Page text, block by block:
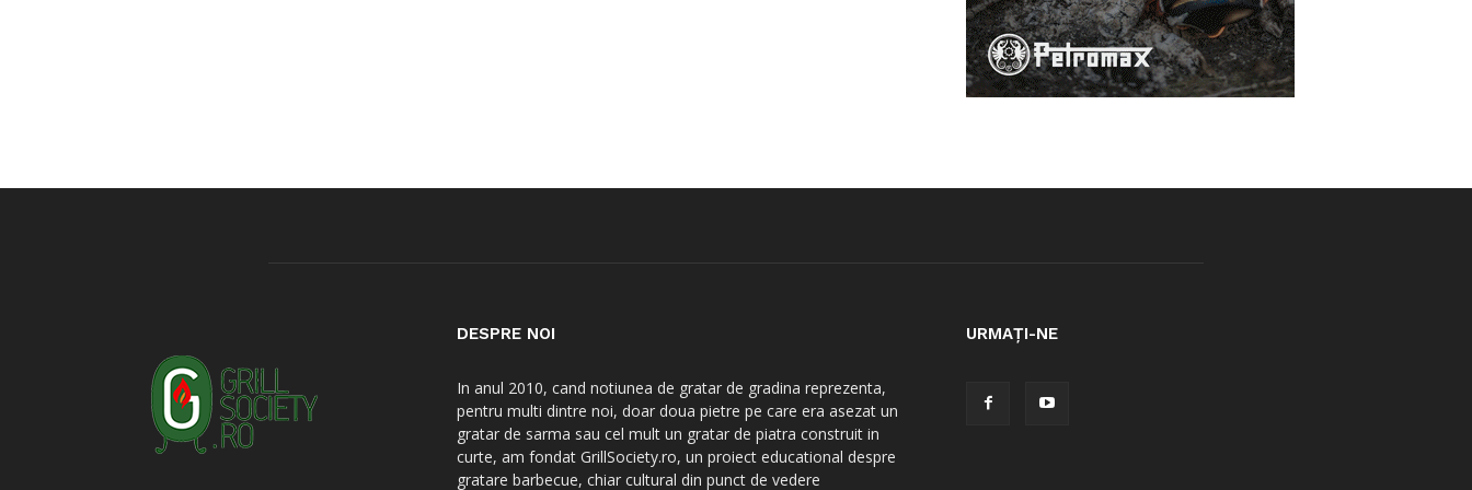
DESPRE NOI
In anul 2010, cand notiunea de gratar de gradina reprezenta,
pentru multi dintre noi, doar doua pietre pe care era asezat un
gratar de sarma sau cel mult un gratar de piatra construit in
curte, am fondat GrillSociety.ro, un proiect educational despre
gratare barbecue, chiar cultural din punct de vedere
URMAȚI-NE